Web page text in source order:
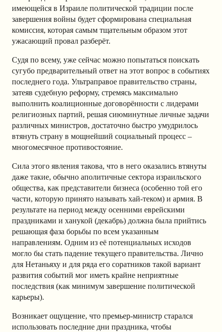
имеющейся в Израиле политической традиции после
завершения войны будет сформирована специальная
комиссия, которая самым тщательным образом этот
ужасающий провал разберёт.
Судя по всему, уже сейчас можно попытаться поискать
сугубо предварительный ответ на этот вопрос в событиях
последнего года. Ультраправое правительство страны,
затеяв судебную реформу, стремясь максимально
выполнить коалиционные договорённости с лидерами
религиозных партий, решая сиюминутные личные задачи
различных министров, достаточно быстро умудрилось
втянуть страну в мощнейший социальный процесс –
многомесячное противостояние.
Сила этого явления такова, что в него оказались втянуты
даже такие, обычно аполитичные сектора израильского
общества, как представители бизнеса (особенно той его
части, которую принято называть хай-теком) и армия. В
результате на период между осенними еврейскими
праздниками и ханукой (декабрь) должна была прийтись
решающая фаза борьбы по всем указанным
направлениям. Одним из её потенциальных исходов
могло бы стать падение текущего правительства. Лично
для Нетаньяху и для ряда его соратников такой вариант
развития событий мог иметь крайне неприятные
последствия (как минимум завершение политической
карьеры).
Возникает ощущение, что премьер-министр старался
использовать последние дни праздника, чтобы